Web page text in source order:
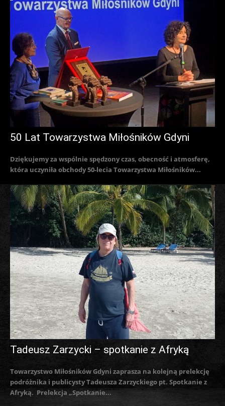
50 Lat Towarzystwa Miłośników Gdyni
Dziękujemy za wspólnie spędzony czas, obecność i atmosferę,
która uczyniła obchody 50-lecia Towarzystwa Miłośników...
Tadeusz Zarzycki – spotkanie z Afryką
Towarzystwo Miłośników Gdyni zaprasza na kolejną prelekcję
podróżnika i publicysty Tadeusza Zarzyckiego pt. Spotkanie z
Afryką. Prelekcja „Spotkanie...